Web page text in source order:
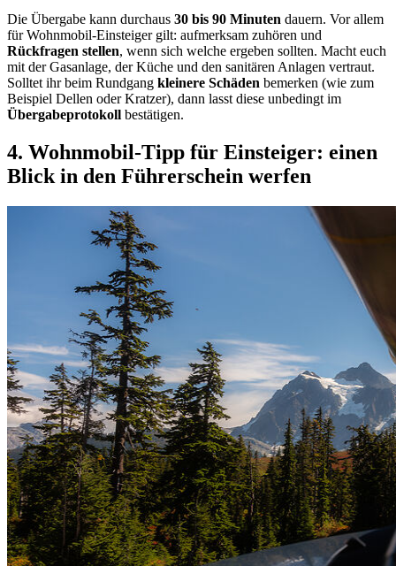
Die Übergabe kann durchaus 30 bis 90 Minuten dauern. Vor allem
für Wohnmobil-Einsteiger gilt: aufmerksam zuhören und
Rückfragen stellen, wenn sich welche ergeben sollten. Macht euch
mit der Gasanlage, der Küche und den sanitären Anlagen vertraut.
Solltet ihr beim Rundgang kleinere Schäden bemerken (wie zum
Beispiel Dellen oder Kratzer), dann lasst diese unbedingt im
Übergabeprotokoll bestätigen.
4. Wohnmobil-Tipp für Einsteiger: einen
Blick in den Führerschein werfen